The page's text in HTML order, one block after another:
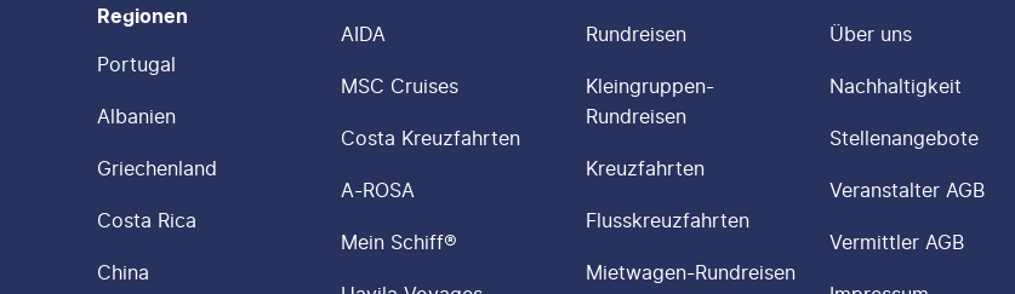
Regionen
Portugal
Albanien
Griechenland
Costa Rica
China
AIDA
MSC Cruises
Costa Kreuzfahrten
A-ROSA
Mein Schiff®
Rundreisen
Kleingruppen-
Rundreisen
Kreuzfahrten
Flusskreuzfahrten
Mietwagen-Rundreisen
Über uns
Nachhaltigkeit
Stellenangebote
Veranstalter AGB
Vermittler AGB